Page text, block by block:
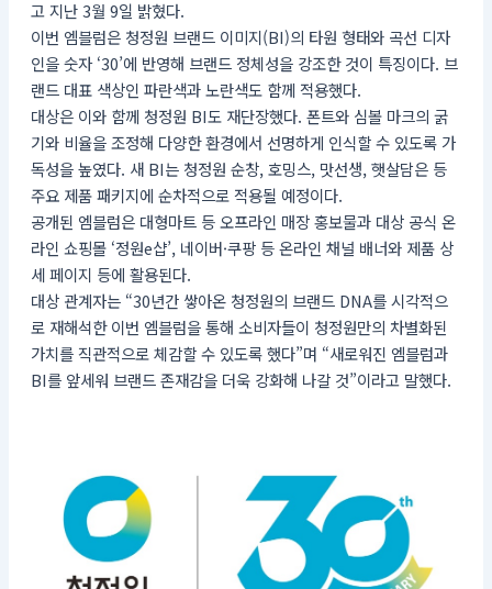
고 지난 3월 9일 밝혔다.
이번 엠블럼은 청정원 브랜드 이미지(BI)의 타원 형태와 곡선 디자
인을 숫자 ‘30’에 반영해 브랜드 정체성을 강조한 것이 특징이다. 브
랜드 대표 색상인 파란색과 노란색도 함께 적용했다.
대상은 이와 함께 청정원 BI도 재단장했다. 폰트와 심볼 마크의 굵
기와 비율을 조정해 다양한 환경에서 선명하게 인식할 수 있도록 가
독성을 높였다. 새 BI는 청정원 순창, 호밍스, 맛선생, 햇살담은 등
주요 제품 패키지에 순차적으로 적용될 예정이다.
공개된 엠블럼은 대형마트 등 오프라인 매장 홍보물과 대상 공식 온
라인 쇼핑몰 ‘정원e샵’, 네이버·쿠팡 등 온라인 채널 배너와 제품 상
세 페이지 등에 활용된다.
대상 관계자는 “30년간 쌓아온 청정원의 브랜드 DNA를 시각적으
로 재해석한 이번 엠블럼을 통해 소비자들이 청정원만의 차별화된
가치를 직관적으로 체감할 수 있도록 했다”며 “새로워진 엠블럼과
BI를 앞세워 브랜드 존재감을 더욱 강화해 나갈 것”이라고 말했다.